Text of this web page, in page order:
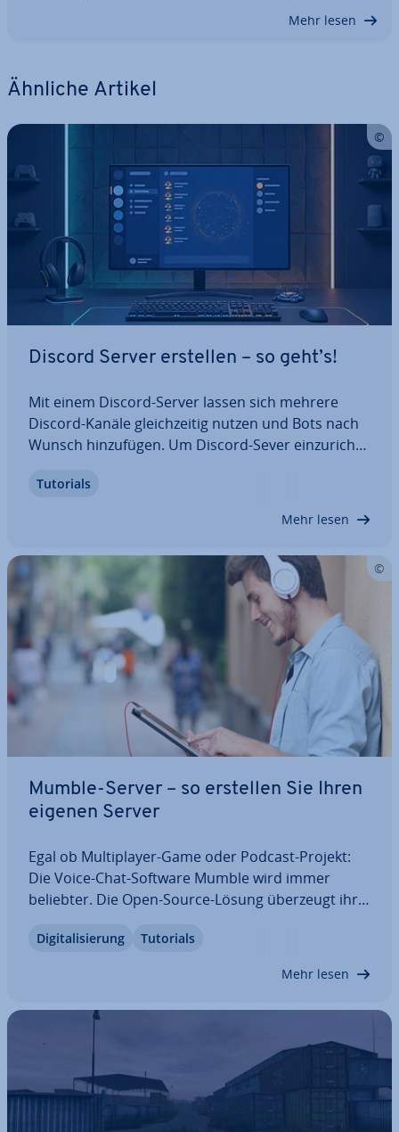
Mehr lesen
Ähnliche Artikel
Discord Server erstellen – so geht’s!
Mit einem Discord-Server lassen sich mehrere
Discord-Kanäle gleich­zei­tig nutzen und Bots nach
Wunsch hin­zu­fü­gen. Um Discord-Sever ein­zu­rich­
und die Discord-App er­for­der­lich. Sobald der
Tutorials
Mehr lesen
Mumble-Server – so erstellen Sie Ihren
eigenen Server
Egal ob Mul­ti­play­er-Game oder Podcast-Projekt:
Die Voice-Chat-Software Mumble wird immer
beliebter. Die Open-Source-Lösung überzeugt ihre
Funk­tio­nen. Ein weiterer Vorteil: Jeder kann einen
Di­gi­ta­li­sie­rung Tutorials
Mehr lesen